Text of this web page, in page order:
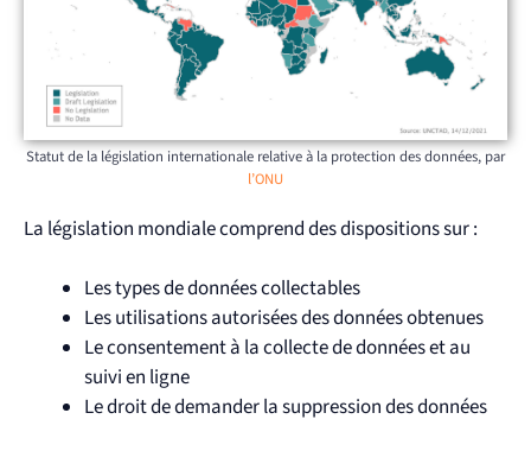
Statut de la législation internationale relative à la protection des données, par
l’ONU
La législation mondiale comprend des dispositions sur :
Les types de données collectables
Les utilisations autorisées des données obtenues
Le consentement à la collecte de données et au
suivi en ligne
Le droit de demander la suppression des données